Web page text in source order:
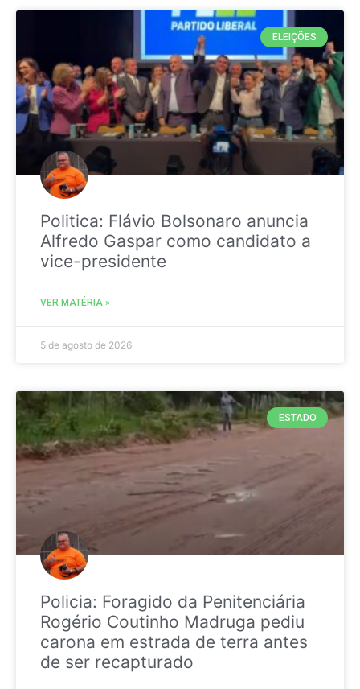
ELEIÇÕES
Politica: Flávio Bolsonaro anuncia
Alfredo Gaspar como candidato a
vice-presidente
VER MATÉRIA »
5 de agosto de 2026
ESTADO
Policia: Foragido da Penitenciária
Rogério Coutinho Madruga pediu
carona em estrada de terra antes
de ser recapturado